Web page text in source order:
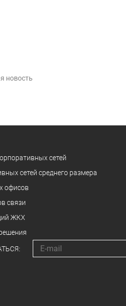
новость
сетей
сетей среднего размера
офисов
связи
ЖКХ